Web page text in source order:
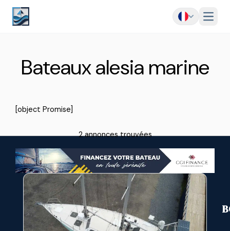
Menu
Bateaux alesia marine
[object Promise]
2 annonces trouvées